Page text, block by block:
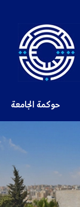
حوكمة الجامعة